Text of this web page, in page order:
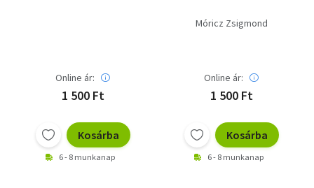
Online ár:
1 500 Ft
Kosárba
6 - 8 munkanap
Móricz Zsigmond
Online ár:
1 500 Ft
Kosárba
6 - 8 munkanap